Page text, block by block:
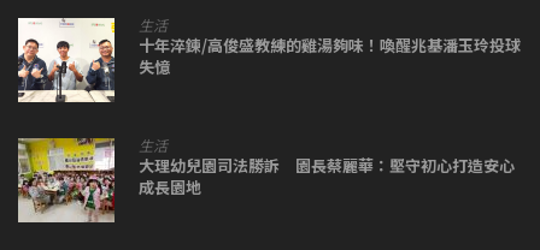
生活
十年淬鍊/高俊盛教練的雞湯夠味！喚醒兆基潘玉玲投球
失憶
生活
大理幼兒園司法勝訴 園長蔡麗華：堅守初心打造安心
成長園地